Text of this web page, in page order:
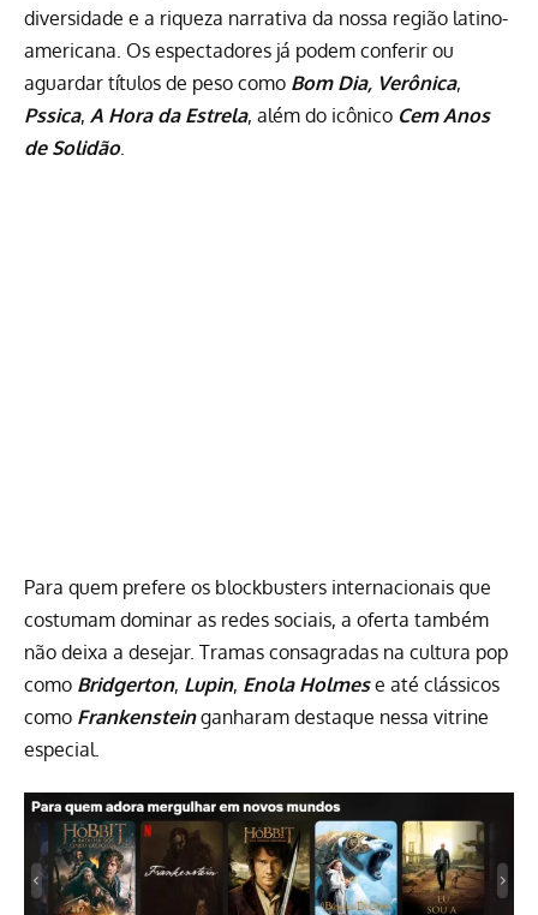
diversidade e a riqueza narrativa da nossa região latino-
americana. Os espectadores já podem conferir ou
aguardar títulos de peso como Bom Dia, Verônica,
Pssica, A Hora da Estrela, além do icônico Cem Anos
de Solidão.
Para quem prefere os blockbusters internacionais que
costumam dominar as redes sociais, a oferta também
não deixa a desejar. Tramas consagradas na cultura pop
como Bridgerton, Lupin, Enola Holmese até clássicos
como Frankenstein ganharam destaque nessa vitrine
especial.